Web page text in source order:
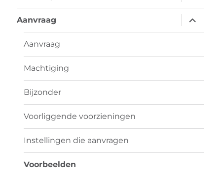
Aanvraag
Aanvraag
Machtiging
Bijzonder
Voorliggende voorzieningen
Instellingen die aanvragen
Voorbeelden